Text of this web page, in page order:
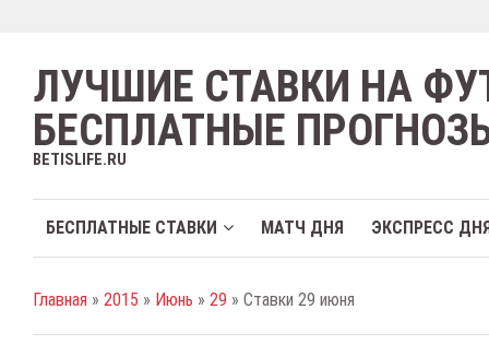
ЛУЧШИЕ СТАВКИ НА
БЕСПЛАТНЫЕ
BETISLIFE.RU
БЕСПЛАТНЫЕ СТАВКИ МАТЧ ДНЯ ЭКСПРЕСС
Главная » 2015 » Июнь » 29 » Ставки 29 июня